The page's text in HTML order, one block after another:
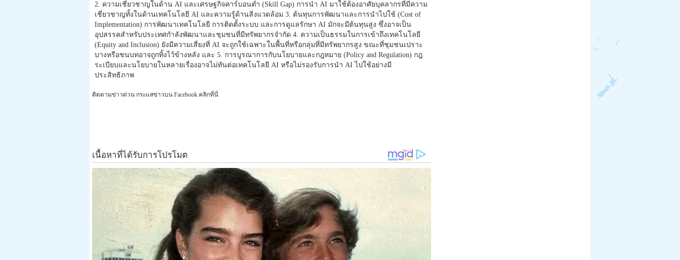
2. ความเชี่ยวชาญในด้าน AI และเศรษฐกิจคาร์บอนต่ำ (Skill Gap) การนำ AI มาใช้ต้องอาศัยบุคลากรที่มีความ
เชี่ยวชาญทั้งในด้านเทคโนโลยี AI และความรู้ด้านสิ่งแวดล้อม 3. ต้นทุนการพัฒนาและการนำไปใช้ (Cost of
Implementation) การพัฒนาเทคโนโลยี การติดตั้งระบบ และการดูแลรักษา AI มักจะมีต้นทุนสูง ซึ่งอาจเป็น
อุปสรรคสำหรับประเทศกำลังพัฒนาและชุมชนที่มีทรัพยากรจำกัด 4. ความเป็นธรรมในการเข้าถึงเทคโนโลยี
(Equity and Inclusion) ยังมีความเสี่ยงที่ AI จะถูกใช้เฉพาะในพื้นที่หรือกลุ่มที่มีทรัพยากรสูง ขณะที่ชุมชนเปราะ
บางหรือชนบทอาจถูกทิ้งไว้ข้างหลัง และ 5. การบูรณาการกับนโยบายและกฎหมาย (Policy and Regulation) กฎ
ระเบียบและนโยบายในหลายเรื่องอาจไม่ทันต่อเทคโนโลยี AI หรือไม่รองรับการนำ AI ไปใช้อย่างมี
ประสิทธิภาพ
ติดตามข่าวด่วน กระแสข่าวบน Facebook คลิกที่นี่